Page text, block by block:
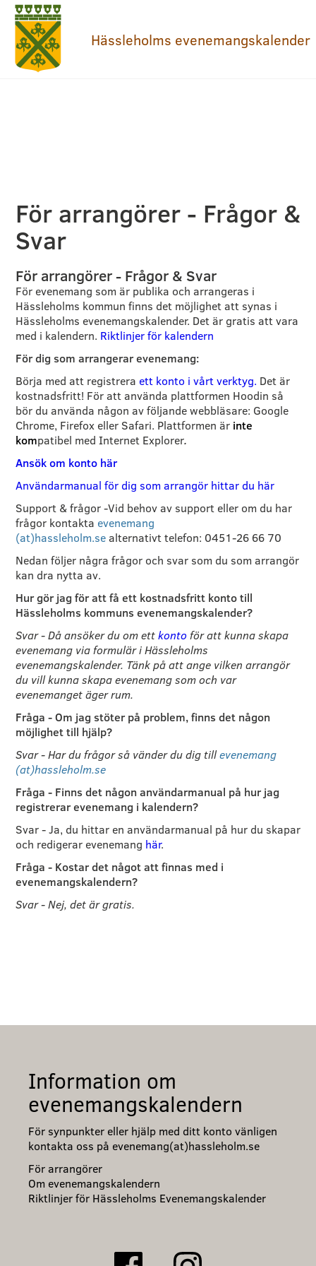
Hässleholms evenemangskalender
För arrangörer - Frågor &
Svar
För arrangörer - Frågor & Svar
För evenemang som är publika och arrangeras i
Hässleholms kommun finns det möjlighet att synas i
Hässleholms evenemangskalender. Det är gratis att vara
med i kalendern. Riktlinjer för kalendern
För dig som arrangerar evenemang:
Börja med att registrera ett konto i vårt verktyg. Det är
kostnadsfritt! För att använda plattformen Hoodin så
bör du använda någon av följande webbläsare: Google
Chrome, Firefox eller Safari. Plattformen är inte
kompatibel med Internet Explorer.
Ansök om konto här
Användarmanual för dig som arrangör hittar du här
Support & frågor -Vid behov av support eller om du har
frågor kontakta evenemang
(at)hassleholm.sealternativt telefon: 0451-26 66 70
Nedan följer några frågor och svar som du som arrangör
kan dra nytta av.
Hur gör jag för att få ett kostnadsfritt konto till
Hässleholms kommuns evenemangskalender?
Svar - Då ansöker du om ettkonto för att kunna skapa
evenemang via formulär i Hässleholms
evenemangskalender. Tänk på att ange vilken arrangör
du vill kunna skapa evenemang som och var
evenemanget äger rum.
Fråga - Om jag stöter på problem, finns det någon
möjlighet till hjälp?
Svar - Har du frågor så vänder du dig tillevenemang
(at)hassleholm.se
Fråga - Finns det någon användarmanual på hur jag
registrerar evenemang i kalendern?
Svar - Ja, du hittar en användarmanual på hur du skapar
och redigerar evenemang här.
Fråga - Kostar det något att finnas med i
evenemangskalendern?
Svar - Nej, det är gratis.
Information om
evenemangskalendern
För synpunkter eller hjälp med ditt konto vänligen
kontakta oss på evenemang(at)hassleholm.se
För arrangörer
Om evenemangskalendern
Riktlinjer för Hässleholms Evenemangskalender